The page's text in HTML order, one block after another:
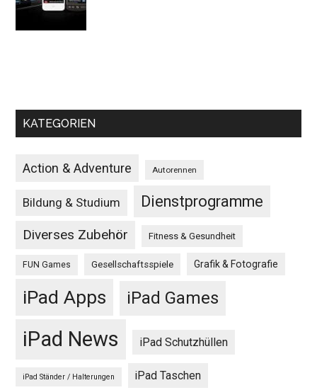
KATEGORIEN
Action & Adventure Autorennen
Bildung & Studium Dienstprogramme
Diverses Zubehör Fitness & Gesundheit
FUN Games Gesellschaftsspiele Grafik & Fotografie
iPad Apps iPad Games
iPad News iPad Schutzhüllen
iPad Ständer / Halterungen iPad Taschen